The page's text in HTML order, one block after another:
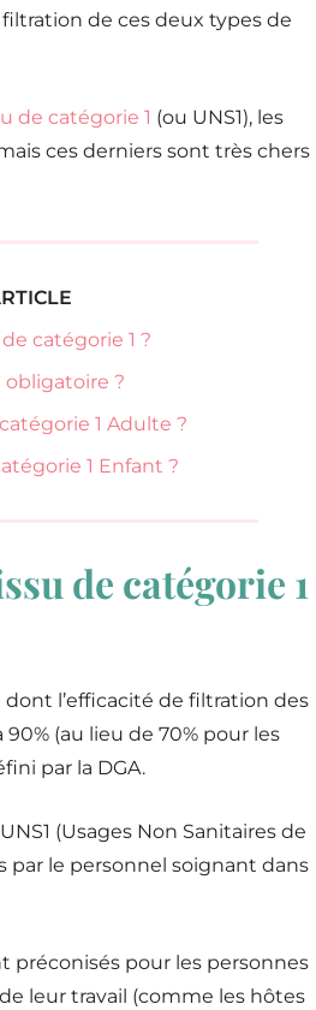
filtration de ces deux types de
de catégorie 1 (ou UNS1), les
ces derniers sont très chers
catégorie 1 ?
obligatoire ?
1 Adulte ?
1 Enfant ?
de catégorie 1
l’efficacité de filtration des
(au lieu de 70% pour les
par la DGA.
(Usages Non Sanitaires de
par le personnel soignant dans
préconisés pour les personnes
leur travail (comme les hôtes